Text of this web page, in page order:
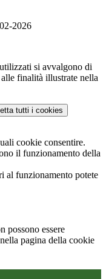
2026
si avvalgono di
finalità illustrate nella
tutti i cookies
cookie consentire.
il funzionamento della
al funzionamento potete
possono essere
pagina della cookie